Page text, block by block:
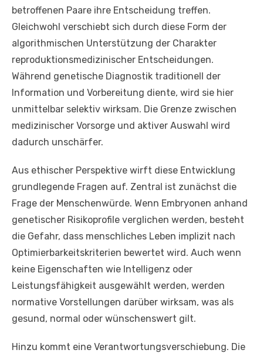
betroffenen Paare ihre Entscheidung treffen.
Gleichwohl verschiebt sich durch diese Form der
algorithmischen Unterstützung der Charakter
reproduktionsmedizinischer Entscheidungen.
Während genetische Diagnostik traditionell der
Information und Vorbereitung diente, wird sie hier
unmittelbar selektiv wirksam. Die Grenze zwischen
medizinischer Vorsorge und aktiver Auswahl wird
dadurch unschärfer.
Aus ethischer Perspektive wirft diese Entwicklung
grundlegende Fragen auf. Zentral ist zunächst die
Frage der Menschenwürde. Wenn Embryonen anhand
genetischer Risikoprofile verglichen werden, besteht
die Gefahr, dass menschliches Leben implizit nach
Optimierbarkeitskriterien bewertet wird. Auch wenn
keine Eigenschaften wie Intelligenz oder
Leistungsfähigkeit ausgewählt werden, werden
normative Vorstellungen darüber wirksam, was als
gesund, normal oder wünschenswert gilt.
Hinzu kommt eine Verantwortungsverschiebung. Die